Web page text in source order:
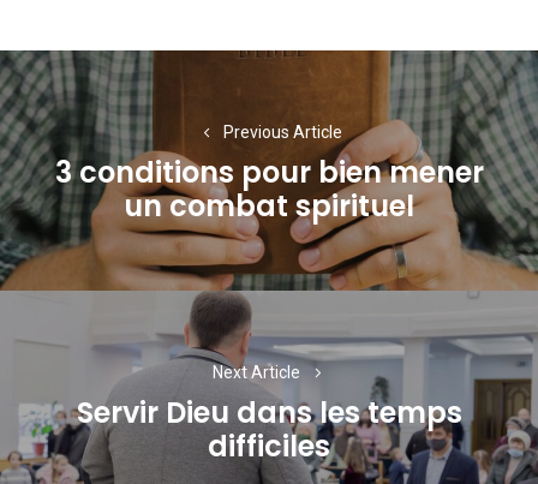
Navigation
de
l’article
Previous Article
Previous
post:
3 conditions pour bien mener
un combat spirituel
Next Article
Next
post:
Servir Dieu dans les temps
difficiles